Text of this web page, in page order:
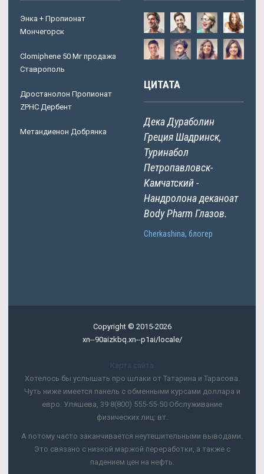
Энка + Пропионат
Мончегорск
Clomiphene 50 Мг продажа
Ставрополь
Дростанолон Пропионат
ZPHC Дербент
Метандиенон Добрянка
ЦИТАТА
Дека Дураболин
Греция Шадринск,
Туринабол
Петропавловск-
Камчатский -
Нандролона деканоат
Body Pharm Глазов.
Cherkashina, блогер
Copyright © 2015-2026
xn--90aizkbq.xn--p1ai/locale/
Карта сайта
Хотелось бы услышать про шлаки от Татарина и Тарасова.
Чуть ниже имеется панель с обменными курсами доллара и
евро. Уляшева, 39 8(800) 555-55-50 Обслуживание
физических лиц: вт.
А потому часто заканчивается неутешительными выводами.
Это связано с низкой маржой переработки, а также с
падением цен на нефть.